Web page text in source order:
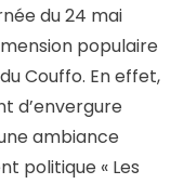
du 24 mai
populaire
Couffo. En effet,
d’envergure
ambiance
politique « Les